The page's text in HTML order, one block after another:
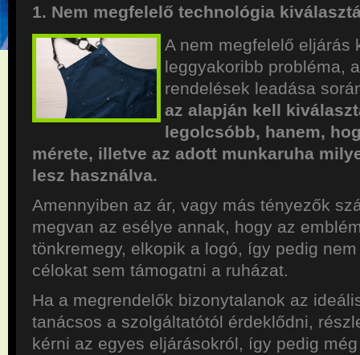
1. Nem megfelelő technológia
A nem megfelelő eljárás
leggyakoribb probléma,
rendelések leadása
az alapján kell
legolcsóbb, hanem,
mérete, illetve az adott munkaruha
lesz használva.
Amennyiben az ár, vagy más tényezők
megvan az esélye annak, hogy az
tönkremegy, elkopik a logó, így pedig
célokat sem támogatni a ruházat.
Ha a megrendelők bizonytalanok az
tanácsos a szolgáltatótól érdeklődni,
kérni az egyes eljárásokról, így pedig